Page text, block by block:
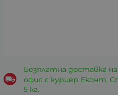
Безплатна доставка
офис с куриер Еконт,
5 кг.